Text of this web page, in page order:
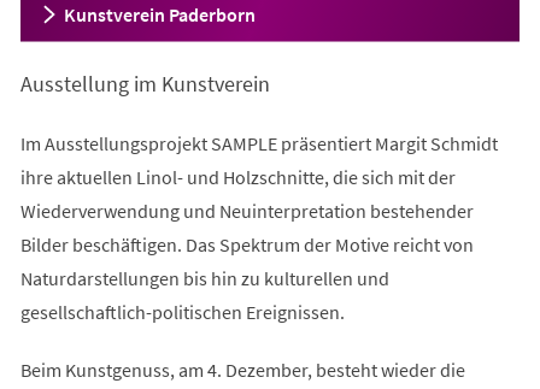
Kunstverein Paderborn
Ausstellung im Kunstverein
Im Ausstellungsprojekt SAMPLE präsentiert Margit Schmidt
ihre aktuellen Linol- und Holzschnitte, die sich mit der
Wiederverwendung und Neuinterpretation bestehender
Bilder beschäftigen. Das Spektrum der Motive reicht von
Naturdarstellungen bis hin zu kulturellen und
gesellschaftlich-politischen Ereignissen.
Beim Kunstgenuss, am 4. Dezember, besteht wieder die